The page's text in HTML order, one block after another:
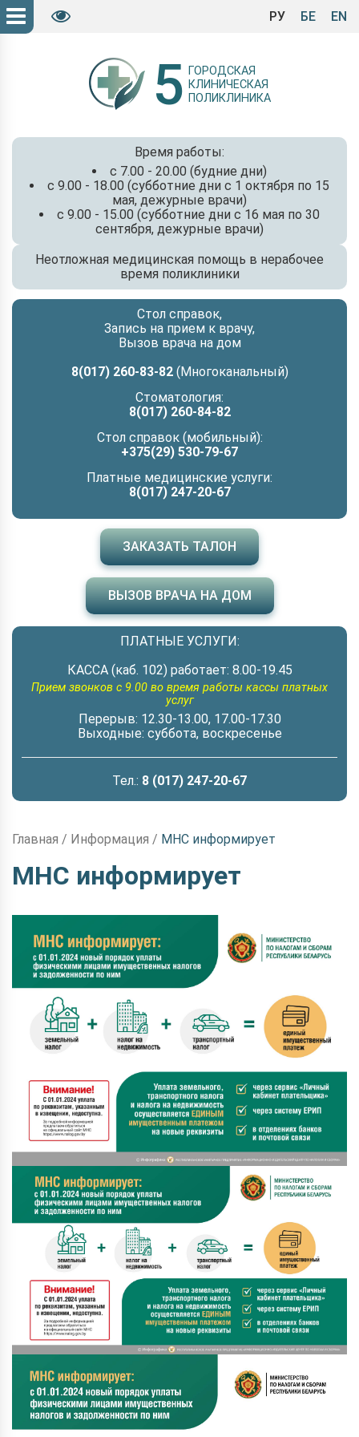
РУ БЕ EN
5 ГОРОДСКАЯ
КЛИНИЧЕСКАЯ
ПОЛИКЛИНИКА
Время работы:
с 7.00 - 20.00 (будние дни)
с 9.00 - 18.00 (субботние дни с 1 октября по 15
мая, дежурные врачи)
с 9.00 - 15.00 (субботние дни с 16 мая по 30
сентября, дежурные врачи)
Неотложная медицинская помощь в нерабочее
время поликлиники
Стол справок,
Запись на прием к врачу,
Вызов врача на дом
8(017) 260-83-82(Многоканальный)
Стоматология:
8(017) 260-84-82
Стол справок (мобильный):
+375(29) 530-79-67
Платные медицинские услуги:
8(017) 247-20-67
ЗАКАЗАТЬ ТАЛОН
ВЫЗОВ ВРАЧА НА ДОМ
ПЛАТНЫЕ УСЛУГИ:
КАССА (каб. 102) работает: 8.00-19.45
Прием звонков с 9.00 во время работы кассы платных
услуг
Перерыв: 12.30-13.00, 17.00-17.30
Выходные: суббота, воскресенье
Тел.: 8 (017) 247-20-67
Главная / Информация / МНС информирует
МНС информирует